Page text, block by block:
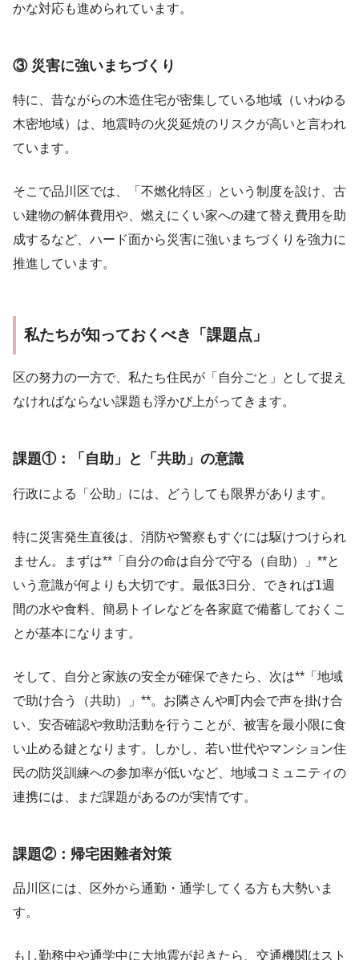
かな対応も進められています。
③ 災害に強いまちづくり
特に、昔ながらの木造住宅が密集している地域（いわゆる
木密地域）は、地震時の火災延焼のリスクが高いと言われ
ています。
そこで品川区では、「不燃化特区」という制度を設け、古
い建物の解体費用や、燃えにくい家への建て替え費用を助
成するなど、ハード面から災害に強いまちづくりを強力に
推進しています。
私たちが知っておくべき「課題点」
区の努力の一方で、私たち住民が「自分ごと」として捉え
なければならない課題も浮かび上がってきます。
課題①：「自助」と「共助」の意識
行政による「公助」には、どうしても限界があります。
特に災害発生直後は、消防や警察もすぐには駆けつけられ
ません。まずは**「自分の命は自分で守る（自助）」**と
いう意識が何よりも大切です。最低3日分、できれば1週
間の水や食料、簡易トイレなどを各家庭で備蓄しておくこ
とが基本になります。
そして、自分と家族の安全が確保できたら、次は**「地域
で助け合う（共助）」**。お隣さんや町内会で声を掛け合
い、安否確認や救助活動を行うことが、被害を最小限に食
い止める鍵となります。しかし、若い世代やマンション住
民の防災訓練への参加率が低いなど、地域コミュニティの
連携には、まだ課題があるのが実情です。
課題②：帰宅困難者対策
品川区には、区外から通勤・通学してくる方も大勢いま
す。
もし勤務中や通学中に大地震が起きたら、交通機関はスト